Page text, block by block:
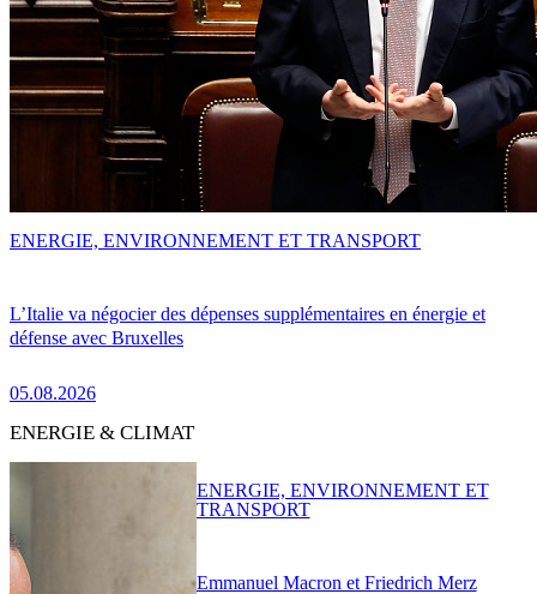
L’Italie va négocier des dépenses supplémentaires en énergie et
défense avec Bruxelles
05.08.2026
ENERGIE, ENVIRONNEMENT ET TRANSPORT
ENERGIE & CLIMAT
Emmanuel Macron et Friedrich Merz
ENERGIE, ENVIRONNEMENT ET
TRANSPORT